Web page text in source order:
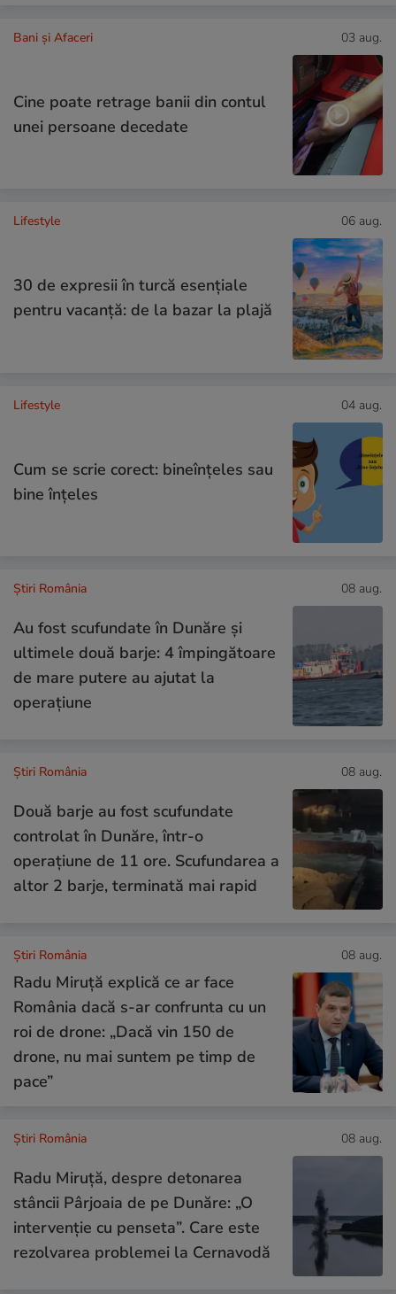
Bani și Afaceri 03 aug.
Cine poate retrage banii din contul
unei persoane decedate
Lifestyle 06 aug.
30 de expresii în turcă esențiale
pentru vacanță: de la bazar la plajă
Lifestyle 04 aug.
Cum se scrie corect: bineînțeles sau
bine înțeles
Știri România 08 aug.
Au fost scufundate în Dunăre și
ultimele două barje: 4 împingătoare
de mare putere au ajutat la
operațiune
Știri România 08 aug.
Două barje au fost scufundate
controlat în Dunăre, într-o
operațiune de 11 ore. Scufundarea a
altor 2 barje, terminată mai rapid
Știri România 08 aug.
Radu Miruță explică ce ar face
România dacă s-ar confrunta cu un
roi de drone: „Dacă vin 150 de
drone, nu mai suntem pe timp de
pace”
Știri România 08 aug.
Radu Miruță, despre detonarea
stâncii Pârjoaia de pe Dunăre: „O
intervenție cu penseta”. Care este
rezolvarea problemei la Cernavodă